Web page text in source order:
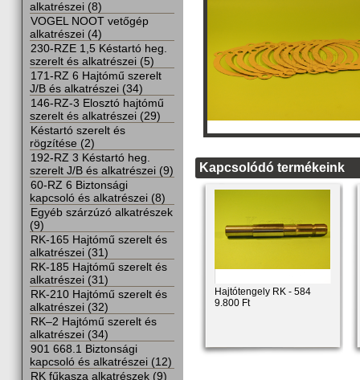
Kapcsolódó termékeink
Hajtótengely RK - 584
9.800 Ft
alkatrészei (8)
VOGEL NOOT vetőgép
alkatrészei (4)
230-RZE 1,5 Késtartó heg.
szerelt és alkatrészei (5)
171-RZ 6 Hajtómű szerelt
J/B és alkatrészei (34)
146-RZ-3 Elosztó hajtómű
szerelt és alkatrészei (29)
Késtartó szerelt és
rögzítése (2)
192-RZ 3 Késtartó heg.
szerelt J/B és alkatrészei (9)
60-RZ 6 Biztonsági
kapcsoló és alkatrészei (8)
Egyéb szárzúzó alkatrészek
(9)
RK-165 Hajtómű szerelt és
alkatrészei (31)
RK-185 Hajtómű szerelt és
alkatrészei (31)
RK-210 Hajtómű szerelt és
alkatrészei (32)
RK–2 Hajtómű szerelt és
alkatrészei (34)
901 668.1 Biztonsági
kapcsoló és alkatrészei (12)
RK fűkasza alkatrészek (9)